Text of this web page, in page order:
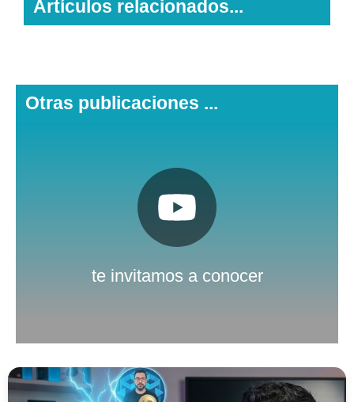
Artículos relacionados...
Otras publicaciones ...
te invitamos a conocer
Pulsa aquí